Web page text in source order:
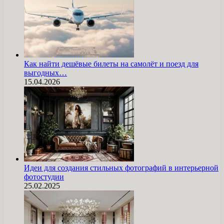
Как найти дешёвые билеты на самолёт и поезд для
выгодных…
15.04.2026
Идеи для создания стильных фотографий в интерьерной
фотостудии
25.02.2025